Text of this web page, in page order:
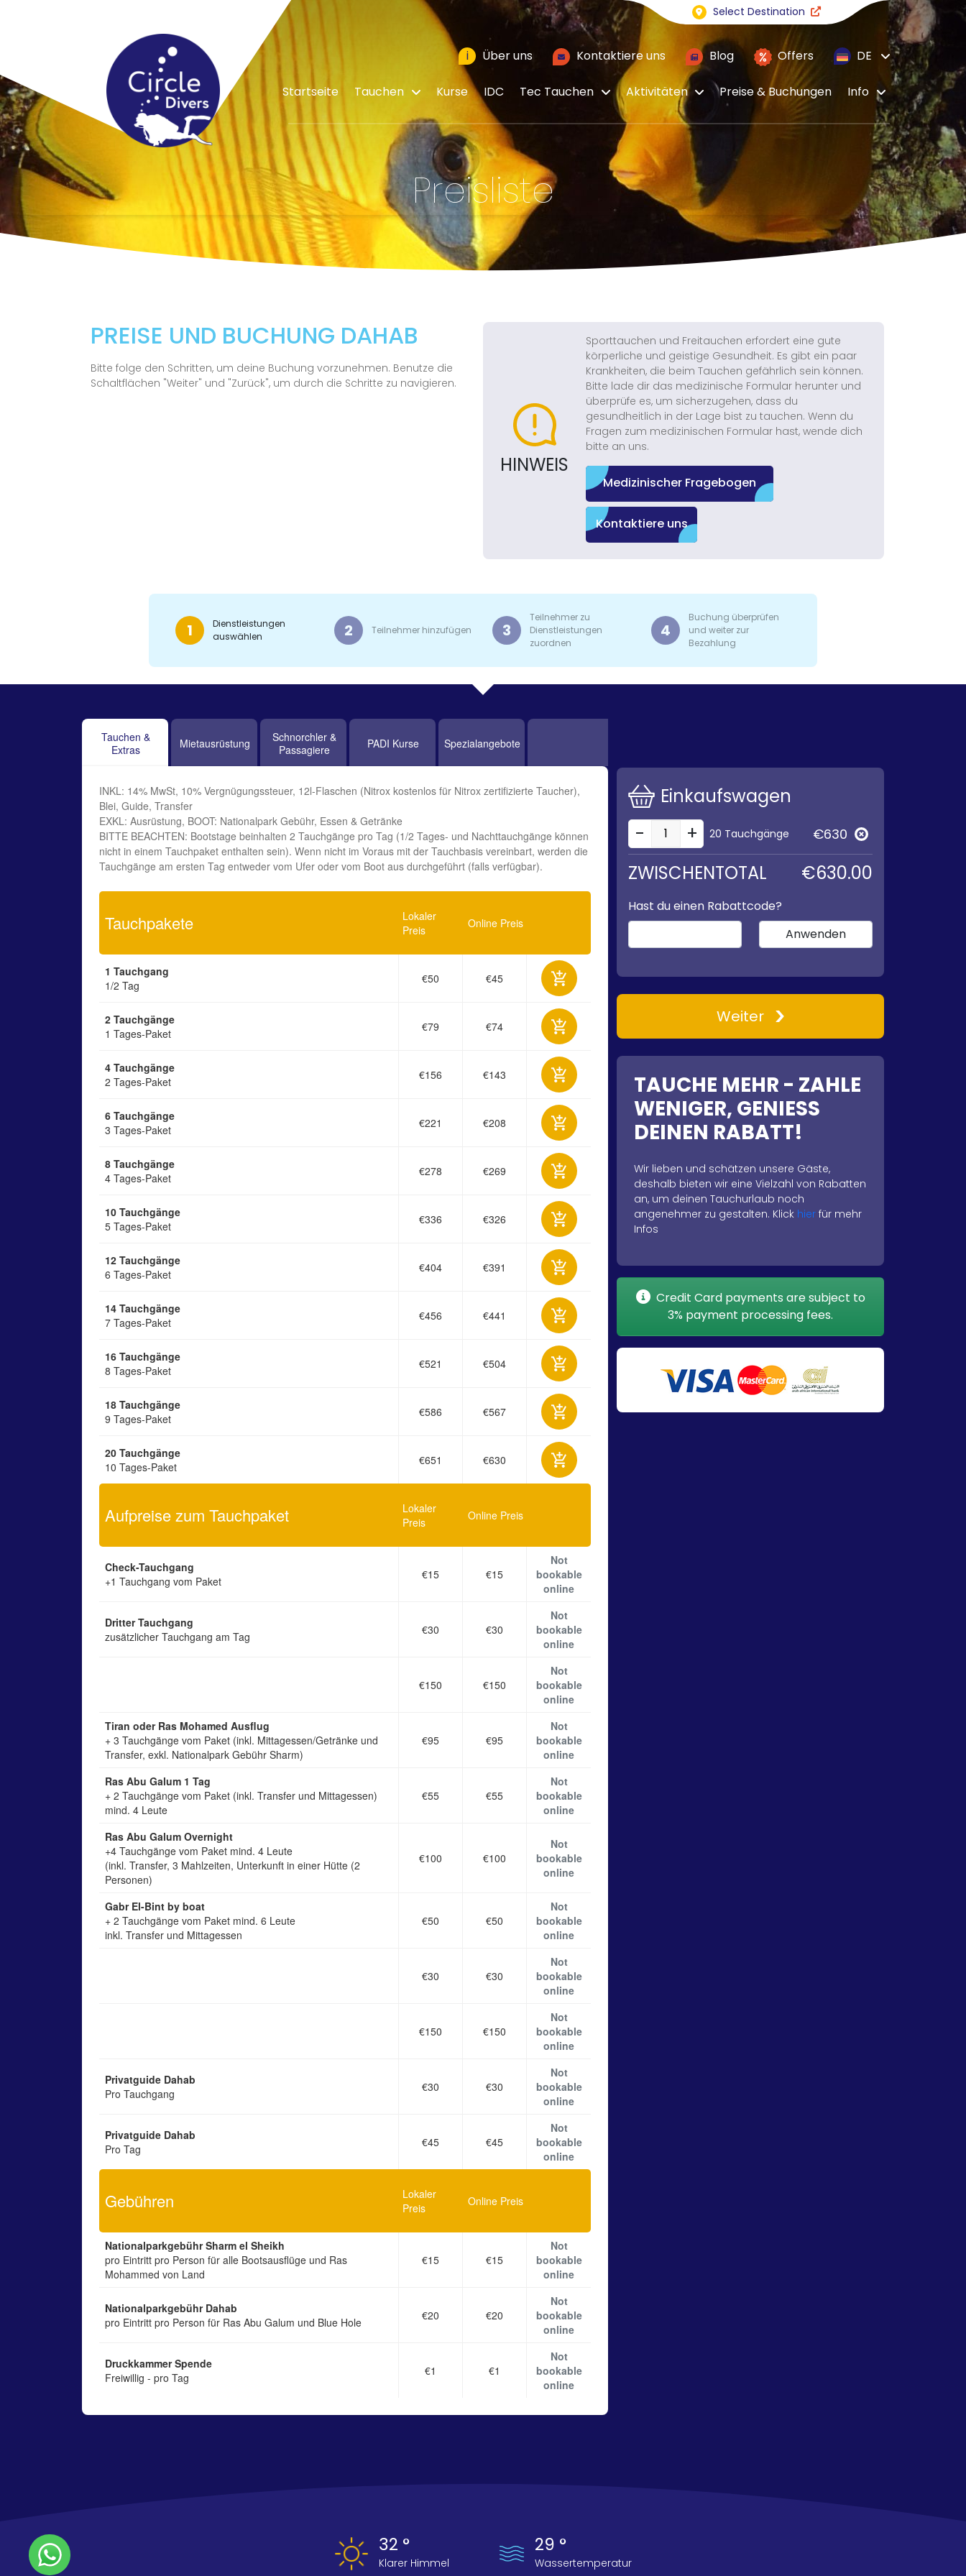
Select Destination
i Über uns Kontaktiere uns Blog Offers DE
Startseite Tauchen Kurse IDC Tec Tauchen Aktivitäten Preise & Buchungen Info
Preisliste
PREISE UND BUCHUNG DAHAB
Bitte folge den Schritten, um deine Buchung vorzunehmen. Benutze die
Schaltflächen "Weiter" und "Zurück", um durch die Schritte zu navigieren.
HINWEIS
Sporttauchen und Freitauchen erfordert eine gute
körperliche und geistige Gesundheit. Es gibt ein paar
Krankheiten, die beim Tauchen gefährlich sein können.
Bitte lade dir das medizinische Formular herunter und
überprüfe es, um sicherzugehen, dass du
gesundheitlich in der Lage bist zu tauchen. Wenn du
Fragen zum medizinischen Formular hast, wende dich
bitte an uns.
Medizinischer Fragebogen
Kontaktiere uns
1
Dienstleistungen
auswählen
2 Teilnehmer hinzufügen 3
Teilnehmer zu
Dienstleistungen
zuordnen
4
Buchung überprüfen
und weiter zur
Bezahlung
Tauchen &
Extras
Mietausrüstung
Schnorchler &
Passagiere
PADI Kurse Spezialangebote
INKL: 14% MwSt, 10% Vergnügungssteuer, 12l-Flaschen (Nitrox kostenlos für Nitrox zertifizierte Taucher),
Blei, Guide, Transfer
EXKL: Ausrüstung, BOOT: Nationalpark Gebühr, Essen & Getränke
BITTE BEACHTEN: Bootstage beinhalten 2 Tauchgänge pro Tag (1/2 Tages- und Nachttauchgänge können
nicht in einem Tauchpaket enthalten sein). Wenn nicht im Voraus mit der Tauchbasis vereinbart, werden die
Tauchgänge am ersten Tag entweder vom Ufer oder vom Boot aus durchgeführt (falls verfügbar).
Tauchpakete
Lokaler
Preis
Online Preis
1 Tauchgang
1/2 Tag
€50 €45
2 Tauchgänge
1 Tages-Paket
€79 €74
4 Tauchgänge
2 Tages-Paket
€156 €143
6 Tauchgänge
3 Tages-Paket
€221 €208
8 Tauchgänge
4 Tages-Paket
€278 €269
10 Tauchgänge
5 Tages-Paket
€336 €326
12 Tauchgänge
6 Tages-Paket
€404 €391
14 Tauchgänge
7 Tages-Paket
€456 €441
16 Tauchgänge
8 Tages-Paket
€521 €504
18 Tauchgänge
9 Tages-Paket
€586 €567
20 Tauchgänge
10 Tages-Paket
€651 €630
Aufpreise zum Tauchpaket
Lokaler
Preis
Online Preis
Check-Tauchgang
+1 Tauchgang vom Paket
€15 €15
Not
bookable
online
Dritter Tauchgang
zusätzlicher Tauchgang am Tag
€30 €30
Not
bookable
online
€150 €150
Not
bookable
online
Tiran oder Ras Mohamed Ausflug
+ 3 Tauchgänge vom Paket (inkl. Mittagessen/Getränke und
Transfer, exkl. Nationalpark Gebühr Sharm)
€95 €95
Not
bookable
online
Ras Abu Galum 1 Tag
+ 2 Tauchgänge vom Paket (inkl. Transfer und Mittagessen)
mind. 4 Leute
€55 €55
Not
bookable
online
Ras Abu Galum Overnight
+4 Tauchgänge vom Paket mind. 4 Leute
(inkl. Transfer, 3 Mahlzeiten, Unterkunft in einer Hütte (2
Personen)
€100 €100
Not
bookable
online
Gabr El-Bint by boat
+ 2 Tauchgänge vom Paket mind. 6 Leute
inkl. Transfer und Mittagessen
€50 €50
Not
bookable
online
€30 €30
Not
bookable
online
€150 €150
Not
bookable
online
Privatguide Dahab
Pro Tauchgang
€30 €30
Not
bookable
online
Privatguide Dahab
Pro Tag
€45 €45
Not
bookable
online
Gebühren
Lokaler
Preis
Online Preis
Nationalparkgebühr Sharm el Sheikh
pro Eintritt pro Person für alle Bootsausflüge und Ras
Mohammed von Land
€15 €15
Not
bookable
online
Nationalparkgebühr Dahab
pro Eintritt pro Person für Ras Abu Galum und Blue Hole
€20 €20
Not
bookable
online
Druckkammer Spende
Freiwillig - pro Tag
€1 €1
Not
bookable
online
Einkaufswagen
-
+ 20 Tauchgänge €630
ZWISCHENTOTAL €630.00
Hast du einen Rabattcode?
Anwenden
Weiter
TAUCHE MEHR - ZAHLE
WENIGER, GENIESS
DEINEN RABATT!
Wir lieben und schätzen unsere Gäste,
deshalb bieten wir eine Vielzahl von Rabatten
an, um deinen Tauchurlaub noch
angenehmer zu gestalten. Klick hier für mehr
Infos
Credit Card payments are subject to
3% payment processing fees.
32 °
Klarer Himmel
29 °
Wassertemperatur